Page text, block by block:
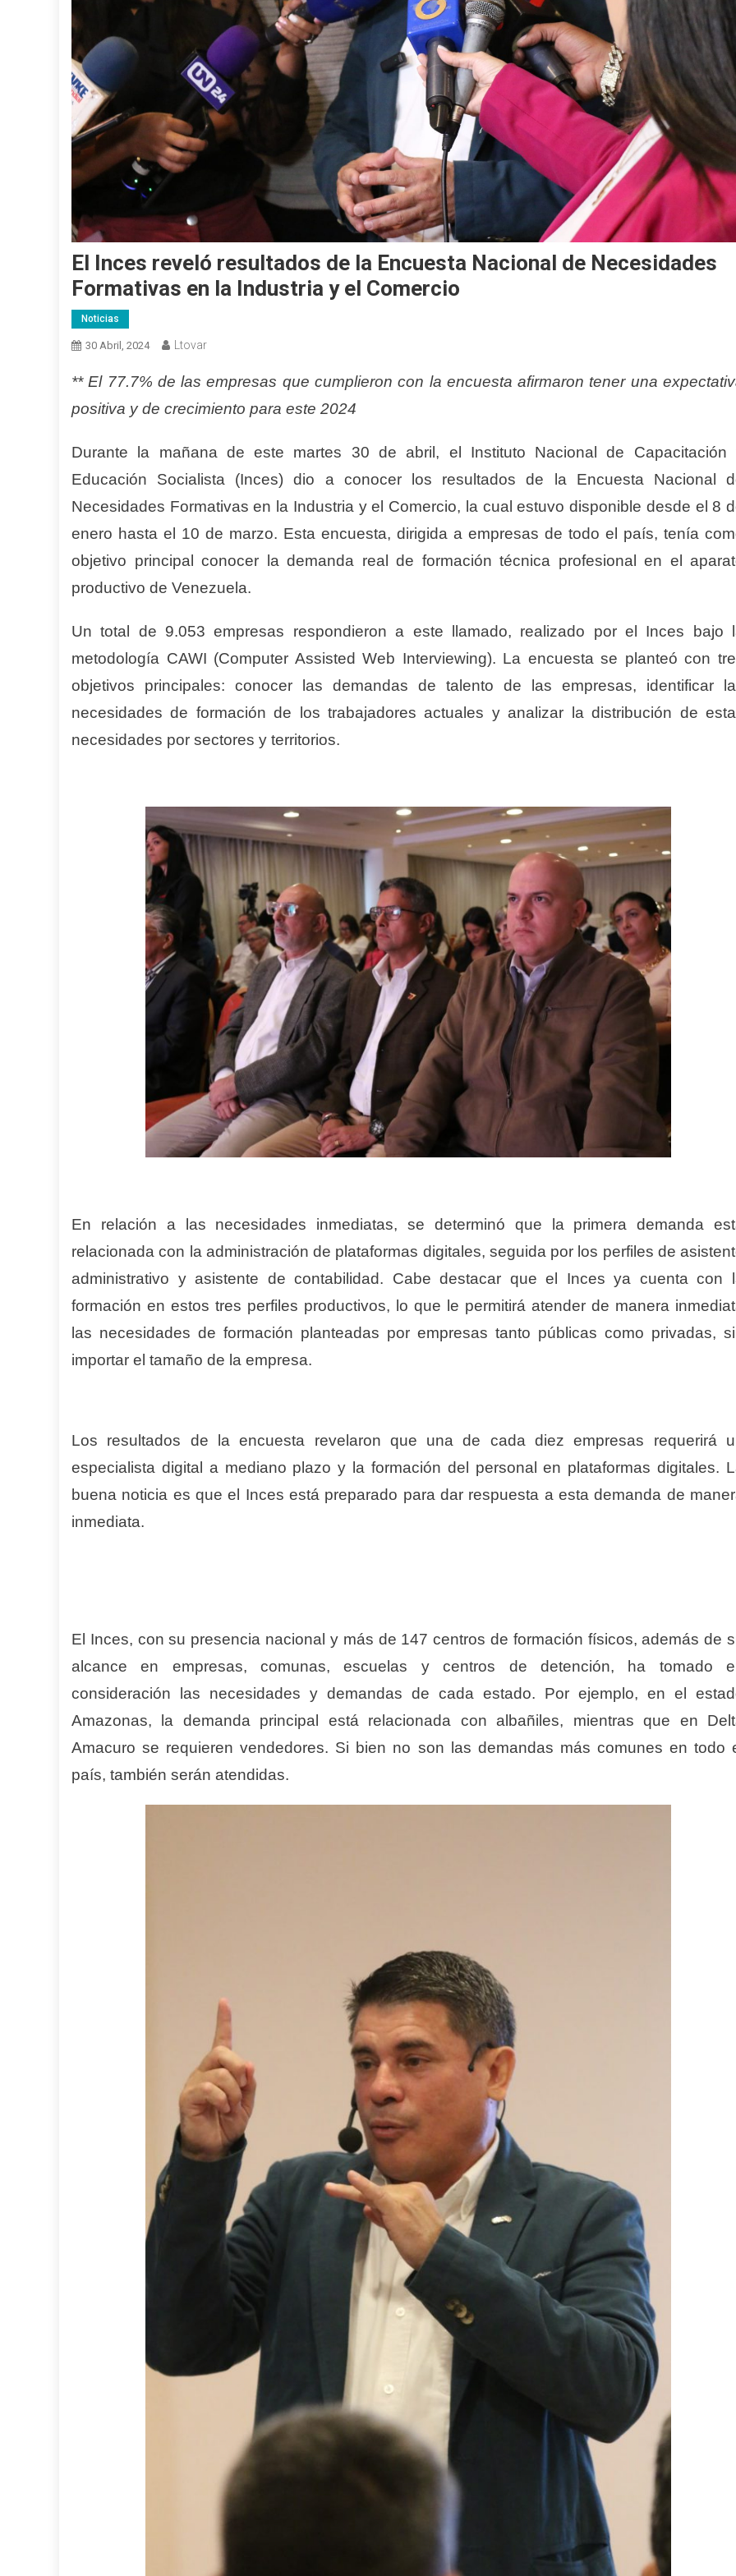
El Inces reveló resultados de la Encuesta Nacional de Necesidades
Formativas en la Industria y el Comercio
Noticias
30 Abril, 2024 Ltovar
** El 77.7% de las empresas que cumplieron con la encuesta afirmaron tener una
positiva y de crecimiento para este 2024
Durante la mañana de este martes 30 de abril, el Instituto Nacional de Capacitación
Educación Socialista (Inces) dio a conocer los resultados de la Encuesta Nacional
Necesidades Formativas en la Industria y el Comercio, la cual estuvo disponible desde el 8
enero hasta el 10 de marzo. Esta encuesta, dirigida a empresas de todo el país, tenía
objetivo principal conocer la demanda real de formación técnica profesional en el
productivo de Venezuela.
Un total de 9.053 empresas respondieron a este llamado, realizado por el Inces bajo
metodología CAWI (Computer Assisted Web Interviewing). La encuesta se planteó con
objetivos principales: conocer las demandas de talento de las empresas, identificar
necesidades de formación de los trabajadores actuales y analizar la distribución de
necesidades por sectores y territorios.
En relación a las necesidades inmediatas, se determinó que la primera demanda
relacionada con la administración de plataformas digitales, seguida por los perfiles de
administrativo y asistente de contabilidad. Cabe destacar que el Inces ya cuenta con
formación en estos tres perfiles productivos, lo que le permitirá atender de manera
las necesidades de formación planteadas por empresas tanto públicas como privadas,
importar el tamaño de la empresa.
Los resultados de la encuesta revelaron que una de cada diez empresas requerirá
especialista digital a mediano plazo y la formación del personal en plataformas digitales.
buena noticia es que el Inces está preparado para dar respuesta a esta demanda de
inmediata.
El Inces, con su presencia nacional y más de 147 centros de formación físicos, además de
alcance en empresas, comunas, escuelas y centros de detención, ha tomado
consideración las necesidades y demandas de cada estado. Por ejemplo, en el
Amazonas, la demanda principal está relacionada con albañiles, mientras que en
Amacuro se requieren vendedores. Si bien no son las demandas más comunes en todo
país, también serán atendidas.